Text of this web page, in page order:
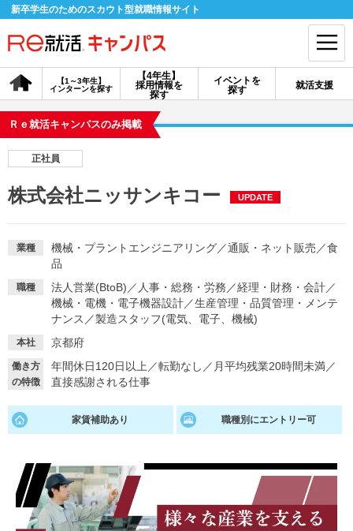
新卒学生のためのスカウト型就職情報サイト
【4年生】
採用情報を
探す
【1～3年生】
インターンを探す
イベントを
探す
就活支援
会員登録 ログイン
探す
イベントを探す スカウト お知らせ
就活ノウハウ・サポート
就活支援
就活ノウハウが満載！ お役立ち記事・相談室など
あなたに合う仕事を診断！ 動画で対策講座をチェック
就活ニュースペーパー
就活時事ニュースを更新
よくある質問
不明点があればこちら
Ｒｅ就活キャンパスのみ掲載
正社員
株式会社ニッサンキコー UPDATE
業種 機械・プラントエンジニアリング／通販・ネット販売 ／食
品
職種 法人営業(BtoB) ／ 人事・総務・労務 ／経理・財務・会計／
機械・電機・電子機器設計／生産管理・品質管理・メンテ
ナンス ／製造スタッフ(電気、電子、機械)
本社 京都府
働き方
の特徴
年間休日120日以上 ／転勤なし ／ 月平均残業20時間未満／
直接感謝される仕事
家賃補助あり 職種別にエントリー可